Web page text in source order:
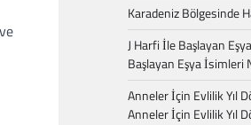
ve
Karadeniz Bölgesinde
J Harfi İle Başlayan
Başlayan Eşya İsimleri
Anneler İçin Evlilik Yıl
Anneler İçin Evlilik Yıl